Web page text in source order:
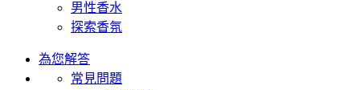
男性香水
探索香氛
為您解答
常見問題